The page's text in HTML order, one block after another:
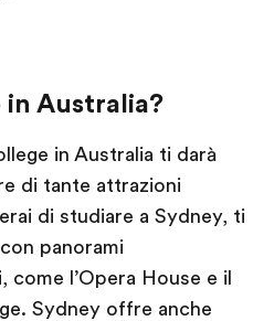
in Australia?
in Australia ti darà
di tante attrazioni
di studiare a Sydney, ti
panorami
l’Opera House e il
Sydney offre anche